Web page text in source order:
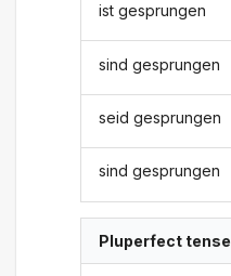
ist gesprungen
sind gesprungen
seid gesprungen
sind gesprungen
Pluperfect tense